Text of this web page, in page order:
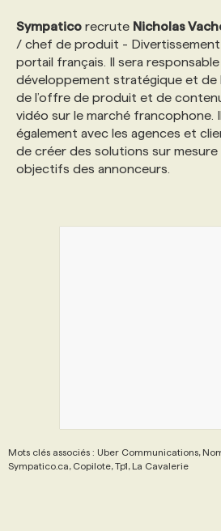
Sympatico recrute Nicholas
/ chef de produit -
portail français. Il sera
développement stratégique et de
de l’offre de produit et de
vidéo sur le marché francophone.
également avec les agences et
de créer des solutions sur
objectifs des annonceurs.
Mots clés associés : Uber Communications,
Sympatico.ca, Copilote, Tp1, La Cavalerie